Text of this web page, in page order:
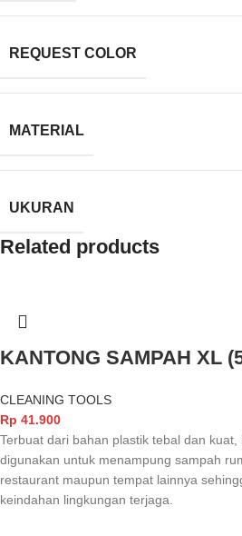
REQUEST COLOR
MATERIAL
UKURAN
Related products
KANTONG SAMPAH XL
CLEANING TOOLS
Rp 41.900
Terbuat dari bahan plastik tebal dan
digunakan untuk menampung sampah
restaurant maupun tempat lainnya
keindahan lingkungan terjaga.